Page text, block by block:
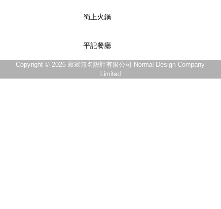
蜀上火鍋
平記餐廳
Copyright © 2026 寂寂無名設計有限公司 Normal Design Company
Limited